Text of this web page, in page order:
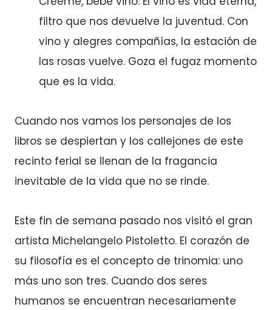
filtro que nos devuelve la juventud. Con
vino y alegres compañías, la estación de
las rosas vuelve. Goza el fugaz momento
que es la vida.
Cuando nos vamos los personajes de los
libros se despiertan y los callejones de este
recinto ferial se llenan de la fragancia
inevitable de la vida que no se rinde.
Este fin de semana pasado nos visitó el gran
artista Michelangelo Pistoletto. El corazón de
su filosofía es el concepto de trinomia: uno
más uno son tres. Cuando dos seres
humanos se encuentran necesariamente